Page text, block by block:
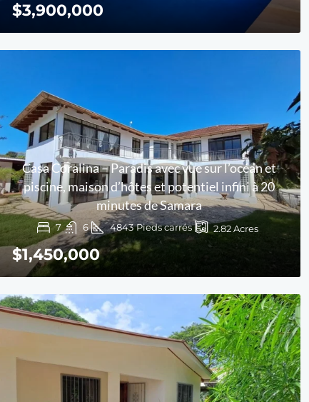
$3,900,000
Casa Coralina – Paradis avec vue sur l’océan et
piscine, maison d’hôtes et potentiel infini à 20
minutes de Samara
7 6 4843 Pieds carrés 2.82Acres
$1,450,000